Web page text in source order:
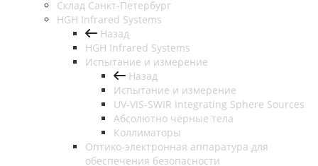
Cклад Санкт-Петербург
HGH Infrared Systems
Назад
HGH Infrared Systems
Испытание и измерение
Назад
Испытание и измерение
UV-VIS-SWIR Integrating Sphere Sources
Абсолютно чёрные тела
Коллиматоры
Оптико-электронная аппаратура для
обеспечения безопасности